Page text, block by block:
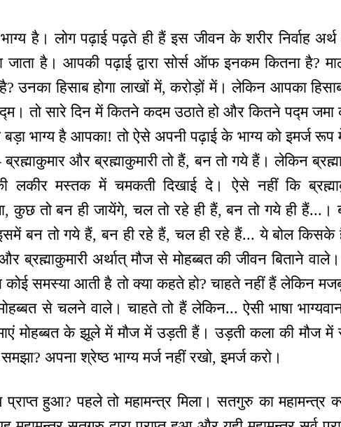
भाग्य है। लोग पढ़ाई पढ़ते ही हैं इस जीवन के शरीर निर्वाह
है। आपकी पढ़ाई द्वारा सोर्स ऑफ इनकम कितना है?
उनका हिसाब होगा लाखों में, करोड़ों में। लेकिन आपका
तो सारे दिन में कितने कदम उठाते हो और कितने पद्म जमा
भाग्य है आपका! तो ऐसे अपनी पढ़ाई के भाग्य को इमर्ज
और ब्रह्माकुमारी तो हैं, बन तो गये हैं। लेकिन
की लकीर मस्तक में चमकती दिखाई दे। ऐसे नहीं कि
कुछ तो बन ही जायेंगे, चल तो रहे ही हैं, बन तो गये ही
बन तो गये हैं, बन ही रहे हैं, चल ही रहे हैं... ये बोल किसके
ब्रह्माकुमारी अर्थात् मौज से मोहब्बत की जीवन बिताने
समस्या आती है तो क्या कहते हो? चाहते नहीं हैं लेकिन
से चलने वाले। चाहते तो हैं लेकिन... ऐसी भाषा
मोहब्बत के झूले में मौज में उड़ती हैं। उड़ती कला की मौज में
अपना श्रेष्ठ भाग्य मर्ज नहीं रखो, इमर्ज करो।
प्राप्त हुआ? पहले तो महामन्‍त्र मिला। सतगुरु का महामन्‍त्र